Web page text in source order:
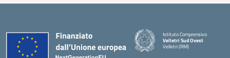
Istituto Comprensivo
Velletri Sud Ovest
Velletri (RM)